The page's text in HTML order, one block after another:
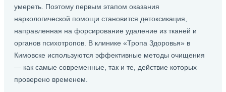
умереть. Поэтому первым этапом оказания
наркологической помощи становится детоксикация,
направленная на форсирование удаление из тканей и
органов психотропов. В клинике «Тропа Здоровья» в
Кимовске используются эффективные методы очищения
— как самые современные, так и те, действие которых
проверено временем.